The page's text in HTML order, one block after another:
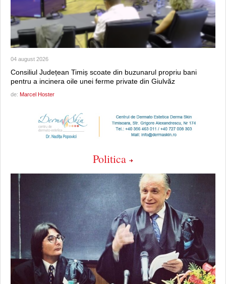
04 august 2026
Consiliul Județean Timiș scoate din buzunarul propriu bani
pentru a incinera oile unei ferme private din Giulvăz
de: Marcel Hoster
Politica